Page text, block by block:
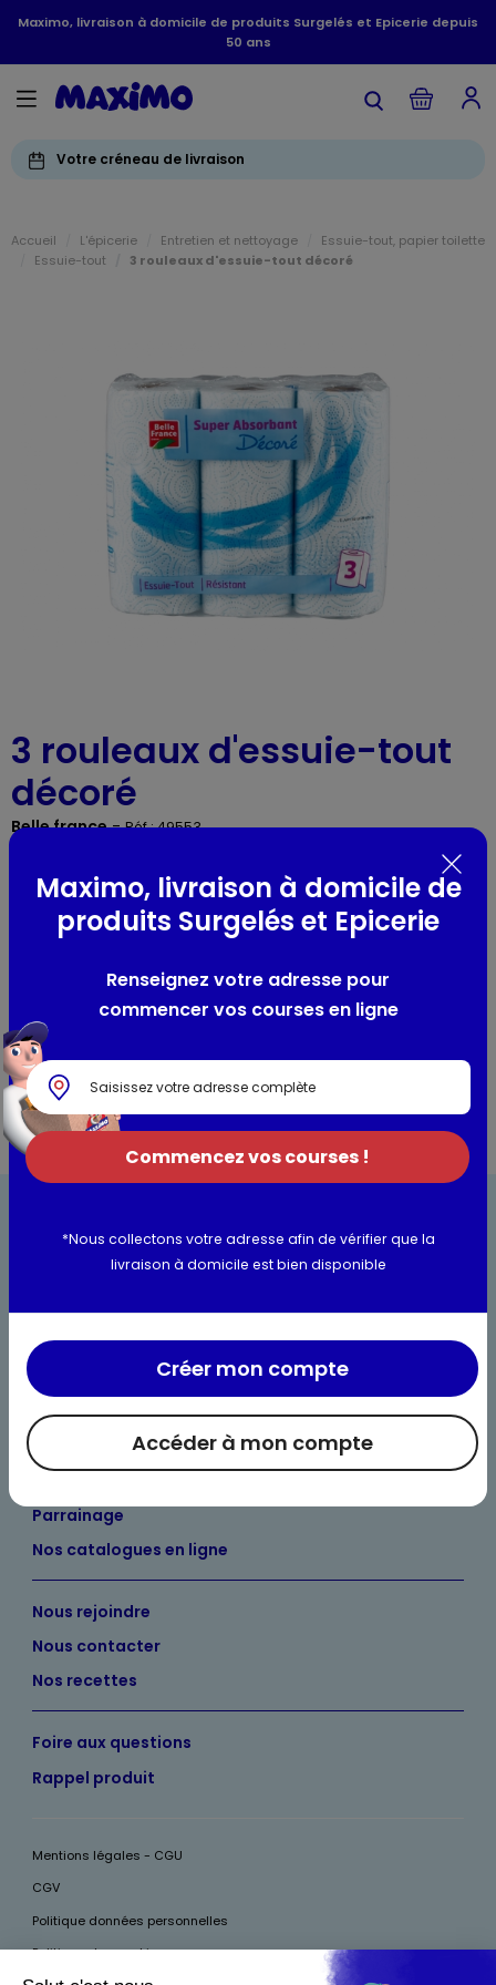
Maximo, livraison à domicile de produits Surgelés et Epicerie depuis
50 ans
Votre créneau de livraison
Accueil L'épicerie Entretien et nettoyage
Essuie-tout, papier toilette
Essuie-tout
3 rouleaux d'essuie-tout décoré
3 rouleaux d'essuie-tout
décoré
Belle france-Réf : 49553
Présentation
Essuie-tout ménager 3 Rouleaux de 2 plis Blanc décoré Bleu
BF 3 x 45 Feuilles - 100% Pure ouate de cellulose
Informations complémentaires
Bienvenue chez Maximo
Nos engagements
Maximo et vous
Parrainage
Nos catalogues en ligne
Nous rejoindre
Nous contacter
Nos recettes
Foire aux questions
Rappel produit
Mentions légales - CGU
CGV
Politique données personnelles
Politique des cookies
Maximo, livraison à domicile de
produits Surgelés et Epicerie
Renseignez votre adresse pour
commencer vos courses en ligne
Commencez vos courses !
*Nous collectons votre adresse afin de vérifier que la
livraison à domicile est bien disponible
Accéder à mon compte
Créer mon compte